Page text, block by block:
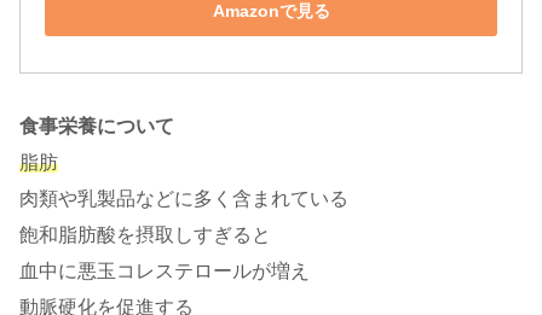
Amazonで見る
食事栄養について
脂肪
肉類や乳製品などに多く含まれている
飽和脂肪酸を摂取しすぎると
血中に悪玉コレステロールが増え
動脈硬化を促進する